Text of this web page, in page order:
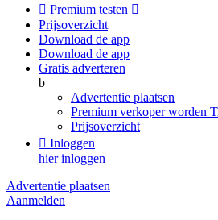
 Premium testen 
Prijsoverzicht
Download de app
Download de app
Gratis adverteren
b
Advertentie plaatsen
Premium verkoper worden
Prijsoverzicht
 Inloggen
hier inloggen
Advertentie plaatsen
Aanmelden